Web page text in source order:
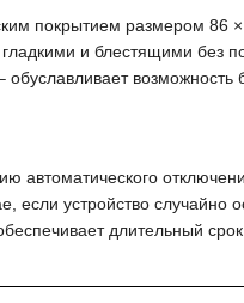
покрытием размером 86
и блестящими без
возможность
автоматического
если устройство случайно
длительный